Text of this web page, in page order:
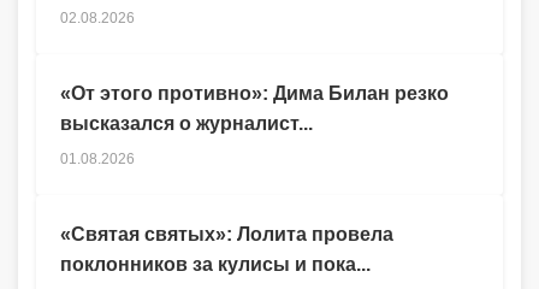
02.08.2026
«От этого противно»: Дима Билан резко
высказался о журналист...
01.08.2026
«Святая святых»: Лолита провела
поклонников за кулисы и пока...